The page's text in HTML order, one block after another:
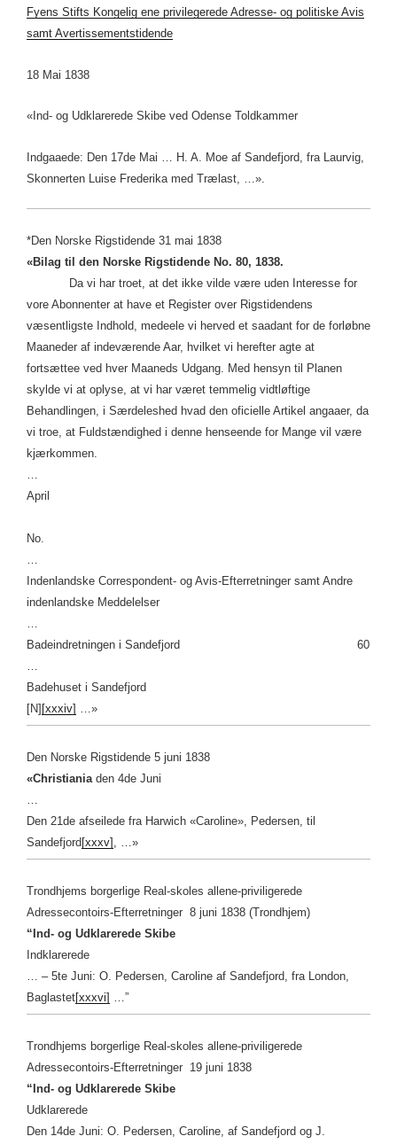
Fyens Stifts Kongelig ene privilegerede Adresse- og politiske Avis
samt Avertissementstidende
18 Mai 1838
«Ind- og Udklarerede Skibe ved Odense Toldkammer
Indgaaede: Den 17de Mai … H. A. Moe af Sandefjord, fra Laurvig,
Skonnerten Luise Frederika med Trælast, …».
*Den Norske Rigstidende 31 mai 1838
«Bilag til den Norske Rigstidende No. 80, 1838.
Da vi har troet, at det ikke vilde være uden Interesse for
vore Abonnenter at have et Register over Rigstidendens
væsentligste Indhold, medeele vi herved et saadant for de forløbne
Maaneder af indeværende Aar, hvilket vi herefter agte at
fortsættee ved hver Maaneds Udgang. Med hensyn til Planen
skylde vi at oplyse, at vi har været temmelig vidtløftige
Behandlingen, i Særdeleshed hvad den oficielle Artikel angaaer, da
vi troe, at Fuldstændighed i denne henseende for Mange vil være
kjærkommen.
April
No.
Indenlandske Correspondent- og Avis-Efterretninger samt Andre
indenlandske Meddelelser
Badeindretningen i Sandefjord 60
Badehuset i Sandefjord
[N][xxxiv] …»
Den Norske Rigstidende 5 juni 1838
«Christiania den 4de Juni
Den 21de afseilede fra Harwich «Caroline», Pedersen, til
Sandefjord[xxxv] , …»
Trondhjems borgerlige Real-skoles allene-priviligerede
Adressecontoirs-Efterretninger 8 juni 1838 (Trondhjem)
“Ind- og Udklarerede Skibe
Indklarerede
… – 5te Juni: O. Pedersen, Caroline af Sandefjord, fra London,
Baglastet[xxxvi] …”
Trondhjems borgerlige Real-skoles allene-priviligerede
Adressecontoirs-Efterretninger 19 juni 1838
“Ind- og Udklarerede Skibe
Udklarerede
Den 14de Juni: O. Pedersen, Caroline, af Sandefjord og J.